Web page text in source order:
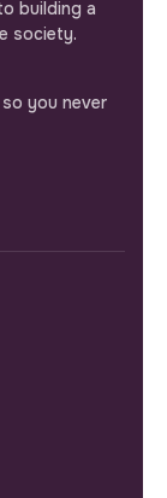
building a
society.
you never